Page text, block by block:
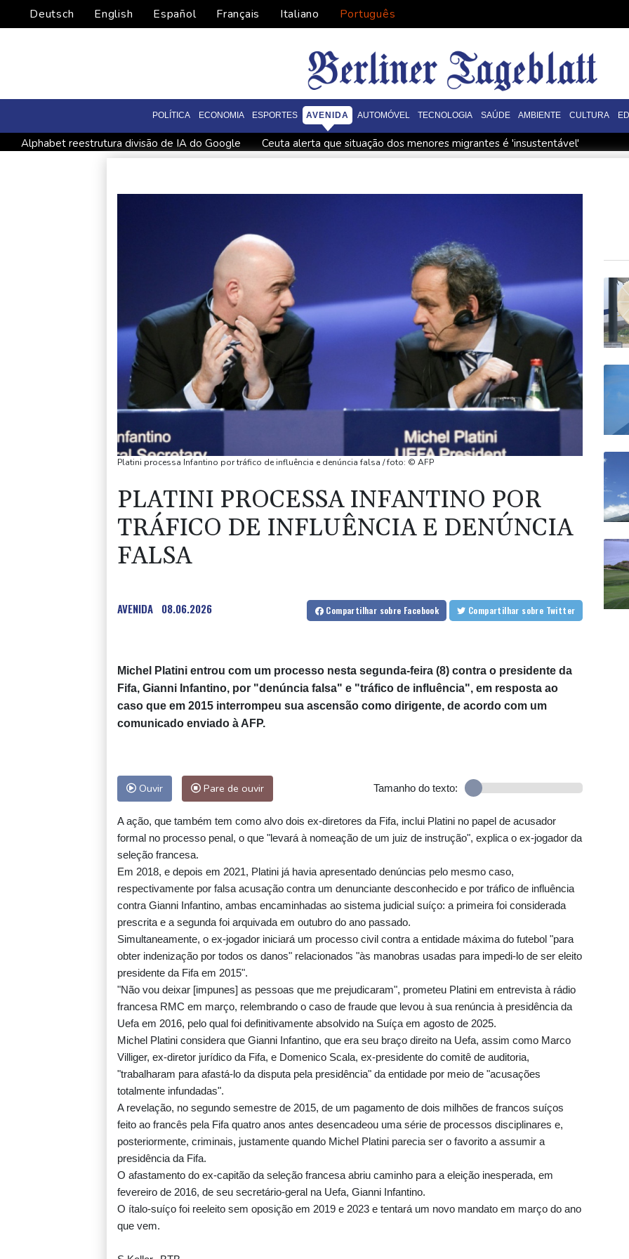
Deutsch English Español Français Italiano Português
POLÍTICA ECONOMIA ESPORTES AVENIDA AUTOMÓVEL TECNOLOGIA SAÚDE AMBIENTE CULTURA
Alphabet reestrutura divisão de IA do Google
Ceuta alerta que situação dos menores migrantes é 'insustentável'
Platini processa Infantino por tráfico de influência e denúncia falsa / foto: © AFP
PLATINI PROCESSA INFANTINO POR
TRÁFICO DE INFLUÊNCIA E DENÚNCIA
FALSA
AVENIDA 08.06.2026 Compartilhar sobre Facebook Compartilhar sobre Twitter
Michel Platini entrou com um processo nesta segunda-feira (8) contra o presidente da
Fifa, Gianni Infantino, por "denúncia falsa" e "tráfico de influência", em resposta ao
caso que em 2015 interrompeu sua ascensão como dirigente, de acordo com um
comunicado enviado à AFP.
Ouvir Pare de ouvir Tamanho do texto:
A ação, que também tem como alvo dois ex-diretores da Fifa, inclui Platini no papel de acusador
formal no processo penal, o que "levará à nomeação de um juiz de instrução", explica o ex-jogador da
seleção francesa.
Em 2018, e depois em 2021, Platini já havia apresentado denúncias pelo mesmo caso,
respectivamente por falsa acusação contra um denunciante desconhecido e por tráfico de influência
contra Gianni Infantino, ambas encaminhadas ao sistema judicial suíço: a primeira foi considerada
prescrita e a segunda foi arquivada em outubro do ano passado.
Simultaneamente, o ex-jogador iniciará um processo civil contra a entidade máxima do futebol "para
obter indenização por todos os danos" relacionados "às manobras usadas para impedi-lo de ser eleito
presidente da Fifa em 2015".
"Não vou deixar [impunes] as pessoas que me prejudicaram", prometeu Platini em entrevista à rádio
francesa RMC em março, relembrando o caso de fraude que levou à sua renúncia à presidência da
Uefa em 2016, pelo qual foi definitivamente absolvido na Suíça em agosto de 2025.
Michel Platini considera que Gianni Infantino, que era seu braço direito na Uefa, assim como Marco
Villiger, ex-diretor jurídico da Fifa, e Domenico Scala, ex-presidente do comitê de auditoria,
"trabalharam para afastá-lo da disputa pela presidência" da entidade por meio de "acusações
totalmente infundadas".
A revelação, no segundo semestre de 2015, de um pagamento de dois milhões de francos suíços
feito ao francês pela Fifa quatro anos antes desencadeou uma série de processos disciplinares e,
posteriormente, criminais, justamente quando Michel Platini parecia ser o favorito a assumir a
presidência da Fifa.
O afastamento do ex-capitão da seleção francesa abriu caminho para a eleição inesperada, em
fevereiro de 2016, de seu secretário-geral na Uefa, Gianni Infantino.
O ítalo-suíço foi reeleito sem oposição em 2019 e 2023 e tentará um novo mandato em março do ano
que vem.